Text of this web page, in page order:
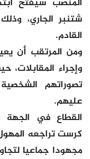
القادم.
ومن المرتقب أن
وإجراء
تصوراتهم
عليهم.
القطاع في الجهة
كرست تراجعه
مجهودا جماعيا